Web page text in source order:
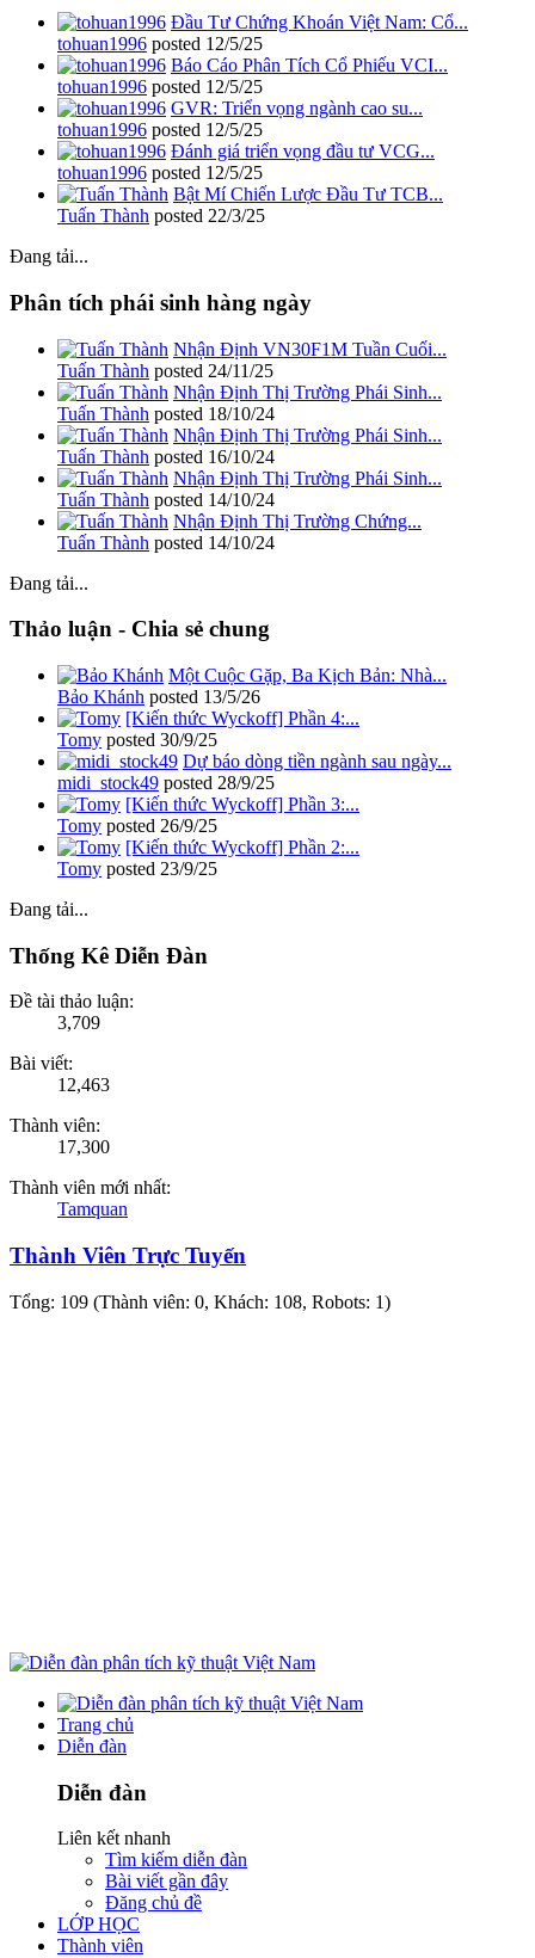
Đầu Tư Chứng Khoán Việt Nam: Cổ...
tohuan1996 posted 12/5/25
Báo Cáo Phân Tích Cổ Phiếu VCI...
tohuan1996 posted 12/5/25
GVR: Triển vọng ngành cao su...
tohuan1996 posted 12/5/25
Đánh giá triển vọng đầu tư VCG...
tohuan1996 posted 12/5/25
Bật Mí Chiến Lược Đầu Tư TCB...
Tuấn Thành posted 22/3/25
Đang tải...
Phân tích phái sinh hàng ngày
Nhận Định VN30F1M Tuần Cuối...
Tuấn Thành posted 24/11/25
Nhận Định Thị Trường Phái Sinh...
Tuấn Thành posted 18/10/24
Nhận Định Thị Trường Phái Sinh...
Tuấn Thành posted 16/10/24
Nhận Định Thị Trường Phái Sinh...
Tuấn Thành posted 14/10/24
Nhận Định Thị Trường Chứng...
Tuấn Thành posted 14/10/24
Đang tải...
Thảo luận - Chia sẻ chung
Một Cuộc Gặp, Ba Kịch Bản: Nhà...
Bảo Khánh posted 13/5/26
[Kiến thức Wyckoff] Phần 4:...
Tomy posted 30/9/25
Dự báo dòng tiền ngành sau ngày...
midi_stock49 posted 28/9/25
[Kiến thức Wyckoff] Phần 3:...
Tomy posted 26/9/25
[Kiến thức Wyckoff] Phần 2:...
Tomy posted 23/9/25
Đang tải...
Thống Kê Diễn Đàn
Đề tài thảo luận:
3,709
Bài viết:
12,463
Thành viên:
17,300
Thành viên mới nhất:
Tamquan
Thành Viên Trực Tuyến
Tổng: 109 (Thành viên: 0, Khách: 108, Robots: 1)
Trang chủ
Diễn đàn
Diễn đàn
Liên kết nhanh
Tìm kiếm diễn đàn
Bài viết gần đây
Đăng chủ đề
LỚP HỌC
Thành viên